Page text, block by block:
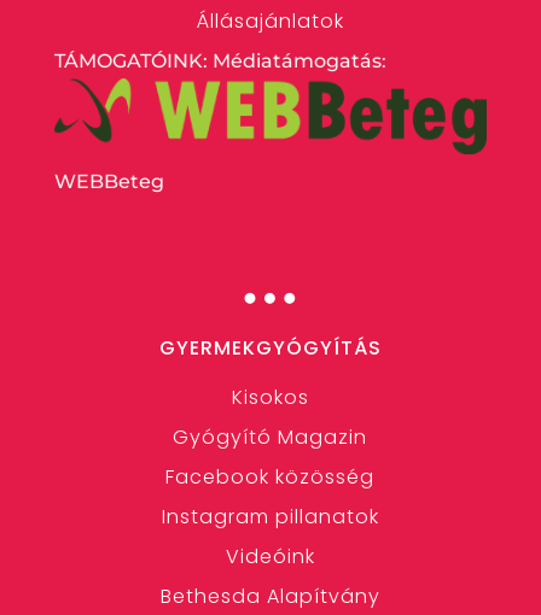
Állásajánlatok
TÁMOGATÓINK: Médiatámogatás:
WEBBeteg
…
GYERMEKGYÓGYÍTÁS
Kisokos
Gyógyító Magazin
Facebook közösség
Instagram pillanatok
Videóink
Bethesda Alapítvány